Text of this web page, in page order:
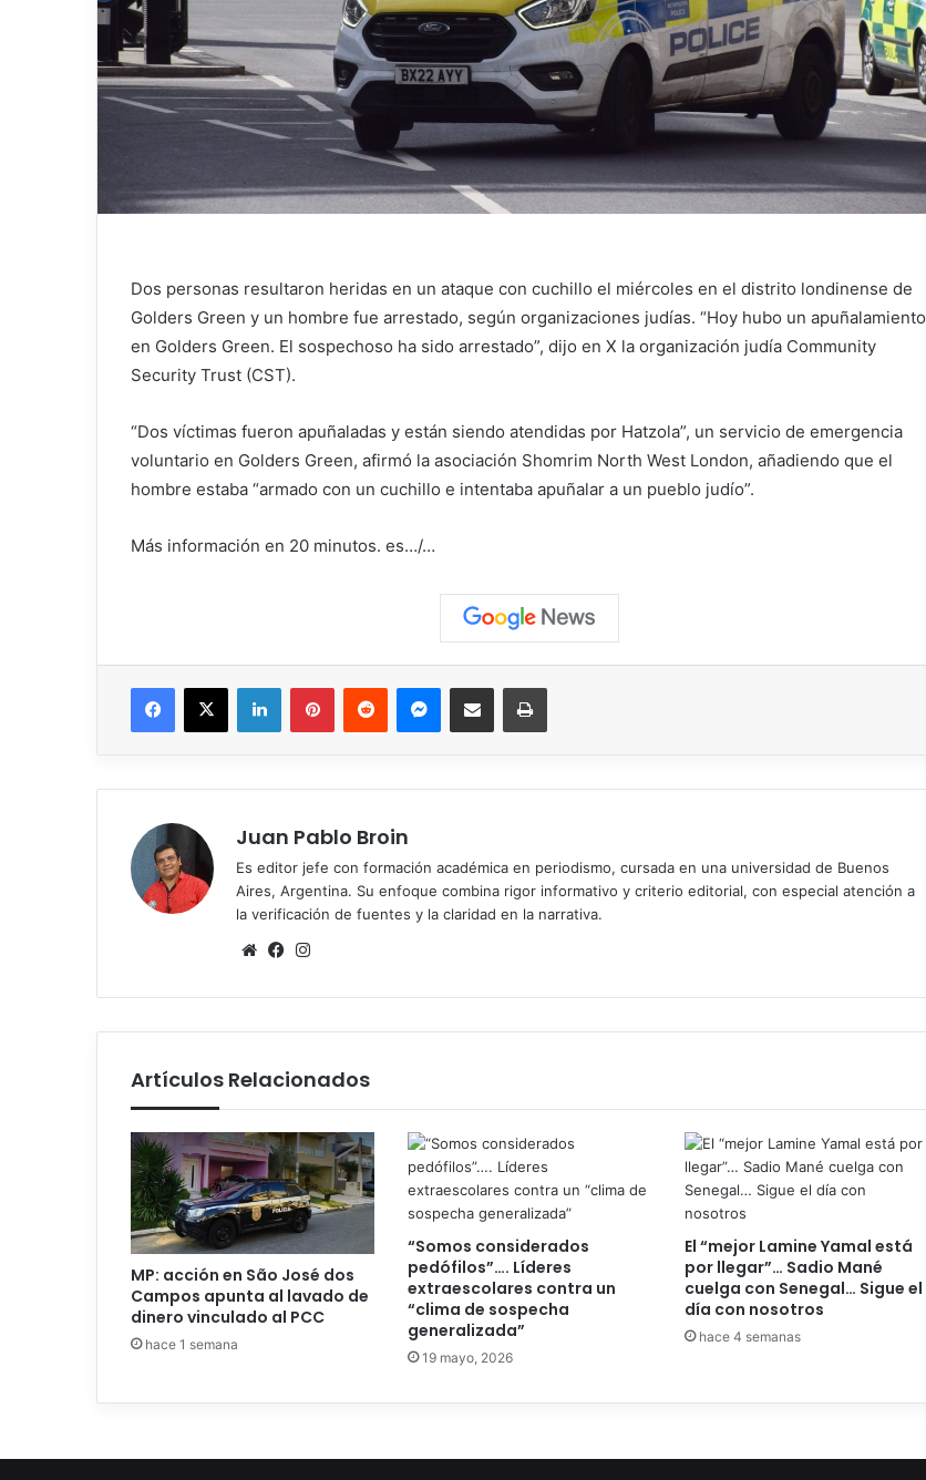
Dos personas resultaron heridas en un ataque con cuchillo el miércoles en el distrito londinense de
Golders Green y un hombre fue arrestado, según organizaciones judías. “Hoy hubo un apuñalamiento
en Golders Green. El sospechoso ha sido arrestado”, dijo en X la organización judía Community
Security Trust (CST).
“Dos víctimas fueron apuñaladas y están siendo atendidas por Hatzola”, un servicio de emergencia
voluntario en Golders Green, afirmó la asociación Shomrim North West London, añadiendo que el
hombre estaba “armado con un cuchillo e intentaba apuñalar a un pueblo judío”.
Más información en 20 minutos. es…/…
Facebook
X LinkedInPinterestReddit MessengerCompartir vía correo electrónicoImprimir
Juan Pablo Broin
Es editor jefe con formación académica en periodismo, cursada en una universidad de Buenos
Aires, Argentina. Su enfoque combina rigor informativo y criterio editorial, con especial atención a
la verificación de fuentes y la claridad en la narrativa.
SitioFacebook
Artículos Relacionados
MP: acción en São José dos
Campos apunta al lavado de
dinero vinculado al PCC
hace 1 semana
“Somos considerados
pedófilos”…. Líderes
extraescolares contra un
“clima de sospecha
generalizada”
19 mayo, 2026
El “mejor Lamine Yamal está
por llegar”… Sadio Mané
cuelga con Senegal… Sigue el
día con nosotros
hace 4 semanas